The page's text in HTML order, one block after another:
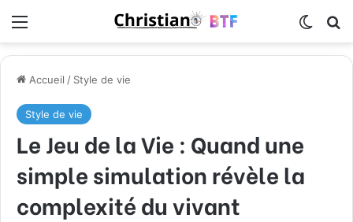
Accueil / Style de vie
Style de vie
Le Jeu de la Vie : Quand une
simple simulation révèle la
complexité du vivant